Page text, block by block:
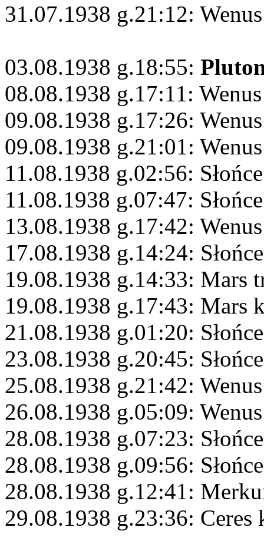
31.07.1938 g.21:12:
03.08.1938 g.18:55:
08.08.1938 g.17:11:
09.08.1938 g.17:26:
09.08.1938 g.21:01:
11.08.1938 g.02:56:
11.08.1938 g.07:47:
13.08.1938 g.17:42:
17.08.1938 g.14:24:
19.08.1938 g.14:33: Mars
19.08.1938 g.17:43: Mars
21.08.1938 g.01:20:
23.08.1938 g.20:45:
25.08.1938 g.21:42:
26.08.1938 g.05:09:
28.08.1938 g.07:23:
28.08.1938 g.09:56:
28.08.1938 g.12:41:
29.08.1938 g.23:36: Ceres